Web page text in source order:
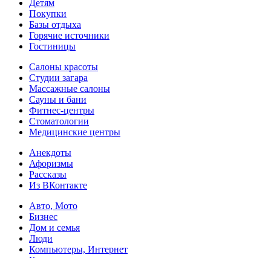
Детям
Покупки
Базы отдыха
Горячие источники
Гостиницы
Салоны красоты
Студии загара
Массажные салоны
Сауны и бани
Фитнес-центры
Стоматологии
Медицинские центры
Анекдоты
Афоризмы
Рассказы
Из ВКонтакте
Авто, Мото
Бизнес
Дом и семья
Люди
Компьютеры, Интернет